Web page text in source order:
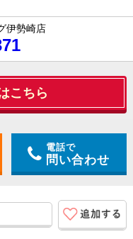
伊勢崎店
こちら
電話で
問い合わせ